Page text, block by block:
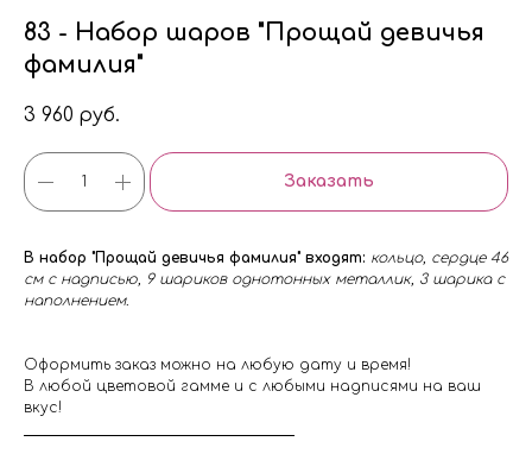
83 - Набор шаров "Прощай девичья
фамилия"
3 960 руб.
Заказать
В набор "Прощай девичья фамилия" входят: кольцо, сердце 46
см с надписью, 9 шариков однотонных металлик, 3 шарика с
наполнением.
Оформить заказ можно на любую дату и время!
В любой цветовой гамме и с любыми надписями на ваш
вкус!